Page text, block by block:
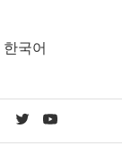
한국어